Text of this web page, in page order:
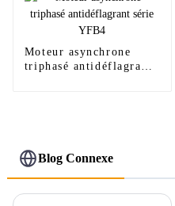
Moteur asynchrone
triphasé antidéflagrant
Blog Connexe